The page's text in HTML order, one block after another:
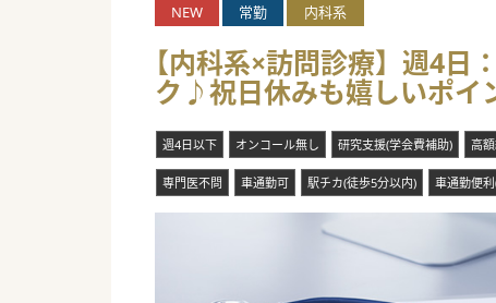
NEW 常勤 内科系
【内科系×訪問診療】週4
ク♪祝日休みも嬉しいポイ
週4日以下 オンコール無し 研究支援(学会費補助) 高
専門医不問 車通勤可 駅チカ(徒歩5分以内) 車通勤便